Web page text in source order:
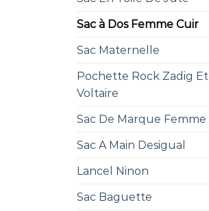
Sac à Dos Femme Cuir
Sac Maternelle
Pochette Rock Zadig Et
Voltaire
Sac De Marque Femme
Sac A Main Desigual
Lancel Ninon
Sac Baguette